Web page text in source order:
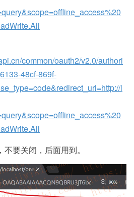
common/oauth2/v2.0/authori
48cf-869f-
l
要关闭，后面用到。